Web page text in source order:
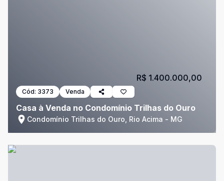
Cód: 3373 Venda
Casa à Venda no Condomínio Trilhas do Ouro
Condomínio Trilhas do Ouro, Rio Acima - MG
R$ 1.400.000,00